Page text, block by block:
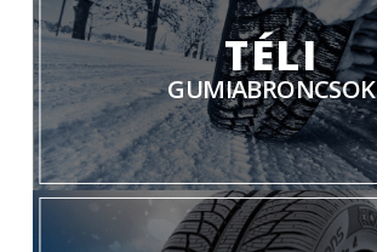
TÉLI
GUMIABRONCSOK